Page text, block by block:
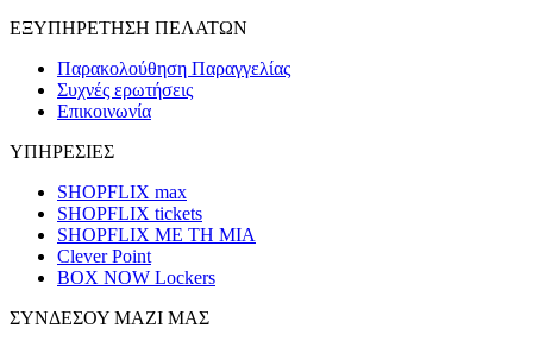
ΕΞΥΠΗΡΕΤΗΣΗ ΠΕΛΑΤΩΝ
Παρακολούθηση Παραγγελίας
Συχνές ερωτήσεις
Επικοινωνία
ΥΠΗΡΕΣΙΕΣ
SHOPFLIX max
SHOPFLIX tickets
SHOPFLIX ΜΕ ΤΗ ΜΙΑ
Clever Point
BOX NOW Lockers
ΣΥΝΔΕΣΟΥ ΜΑΖΙ ΜΑΣ